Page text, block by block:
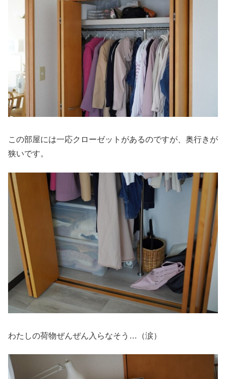
この部屋には一応クローゼットがあるのですが、奥行きが
狭いです。
わたしの荷物ぜんぜん入らなそう…（涙）